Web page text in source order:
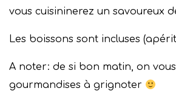
vous cuisininerez un savoureux
Les boissons sont incluses
A noter: de si bon matin, on
gourmandises à grignoter